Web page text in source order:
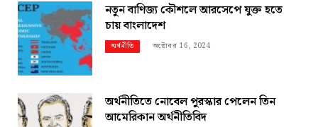
নতুন বাণিজ্য কৌশলে আরসেপে যুক্ত হতে
চায় বাংলাদেশ
অর্থনীতি অক্টোবর 16, 2024
অর্থনীতিতে নোবেল পুরস্কার পেলেন তিন
আমেরিকান অর্থনীতিবিদ